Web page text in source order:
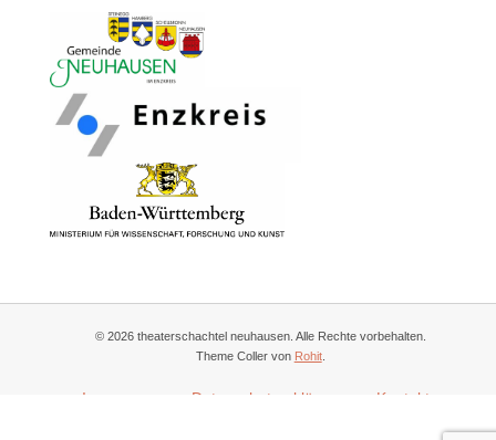
© 2026 theaterschachtel neuhausen. Alle Rechte vorbehalten.
Theme Coller von Rohit.
Impressum Datenschutzerklärung Kontakt